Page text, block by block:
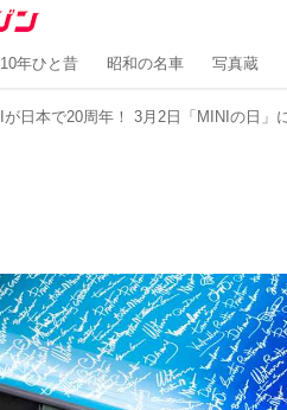
10年ひと昔 昭和の名車 写真蔵